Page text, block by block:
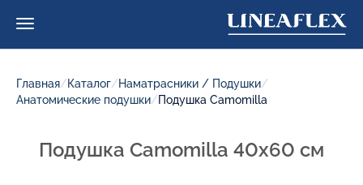
Главная/Каталог/Наматрасники / Подушки/
Анатомические подушки/Подушка Camomilla
Подушка Camomilla 40x60 см